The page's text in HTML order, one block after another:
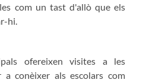
com un tast d'allò que els
hi.
ofereixen visites a les
conèixer als escolars com